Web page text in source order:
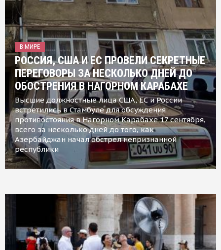
В МИРЕ
РОССИЯ, США И ЕС ПРОВЕЛИ СЕКРЕТНЫЕ
ПЕРЕГОВОРЫ ЗА НЕСКОЛЬКО ДНЕЙ ДО
ОБОСТРЕНИЯ В НАГОРНОМ КАРАБАХЕ
Высшие должностные лица США, ЕС и России
встретились в Стамбуле для обсуждения
противостояния в Нагорном Карабахе 17 сентября,
всего за несколько дней до того, как
Азербайджан начал обстрел непризнанной
республики